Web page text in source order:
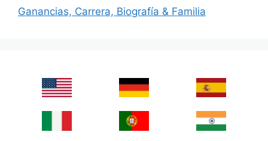
Ganancias, Carrera, Biografía & Familia